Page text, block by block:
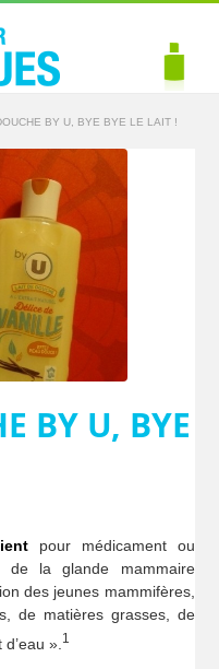
BY U, BYE BYE LE LAIT !
BY U, BYE
pour médicament ou
de la glande mammaire
des jeunes mammifères,
de matières grasses, de
». 1